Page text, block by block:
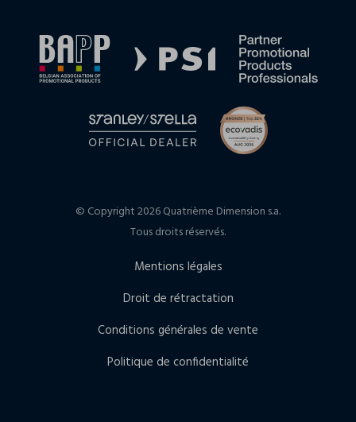
© Copyright 2026 Quatrième Dimension s.a.
Tous droits réservés.
Mentions légales
Droit de rétractation
Conditions générales de vente
Politique de confidentialité